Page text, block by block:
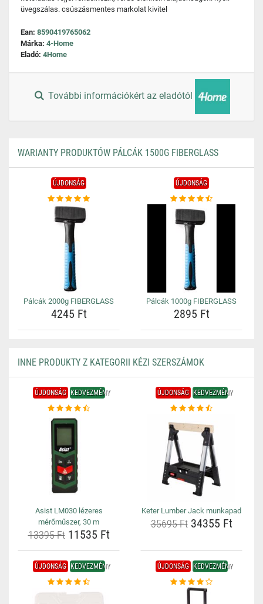
üvegszálas. csúszásmentes markolat kivitel
Ean: 8590419765062
Márka: 4-Home
Eladó: 4Home
További információkért az eladótól
WARIANTY PRODUKTÓW PÁLCÁK 1500G FIBERGLASS
ÚJDONSÁG
Pálcák 2000g FIBERGLASS
4245 Ft
ÚJDONSÁG
Pálcák 1000g FIBERGLASS
2895 Ft
INNE PRODUKTY Z KATEGORII KÉZI SZERSZÁMOK
ÚJDONSÁG KEDVEZMÉNY
Asist LM030 lézeres
mérőműszer, 30 m
13395 Ft11535 Ft
ÚJDONSÁG KEDVEZMÉNY
Keter Lumber Jack munkapad
35695 Ft34355 Ft
ÚJDONSÁG KEDVEZMÉNY ÚJDONSÁG KEDVEZMÉNY